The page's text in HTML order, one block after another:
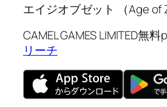
エイジオブゼット （Age of
CAMEL GAMES LIMITED無料
リーチ